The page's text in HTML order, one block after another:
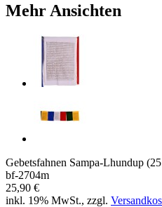
Mehr Ansichten
Gebetsfahnen Sampa-Lhundup
bf-2704m
25,90 €
inkl. 19% MwSt., zzgl.